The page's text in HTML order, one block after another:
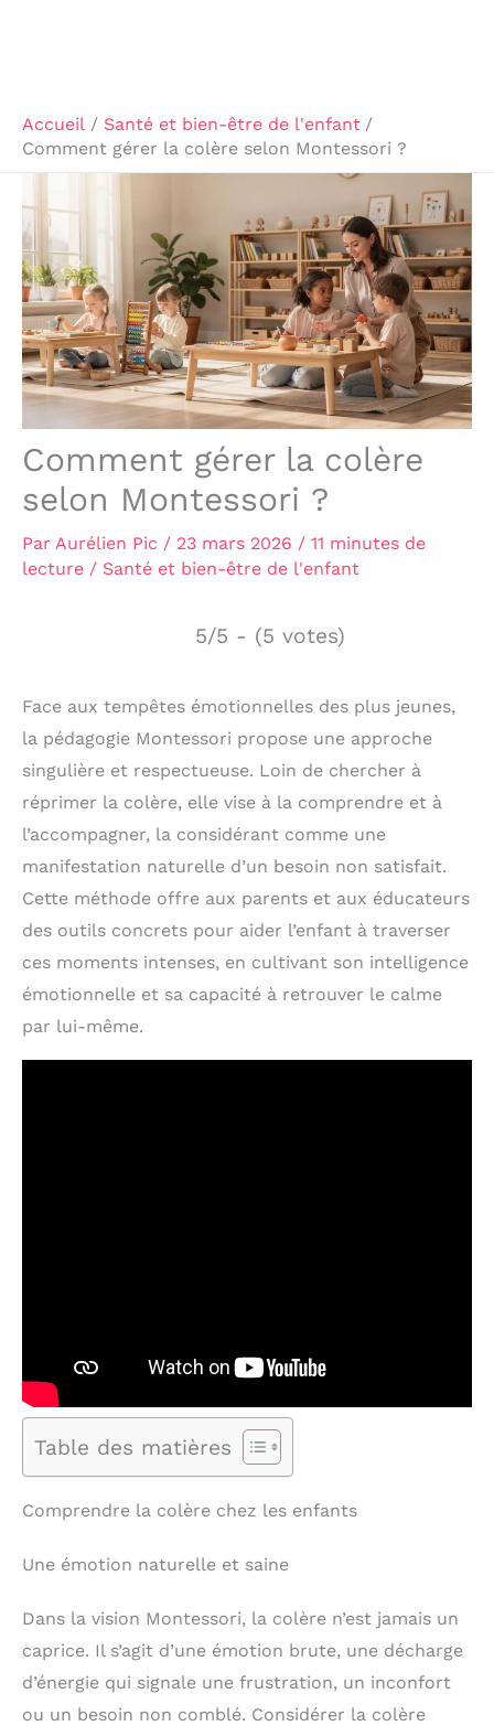
Accueil
Santé et bien-être de l'enfant
Comment gérer la colère selon Montessori ?
Comment gérer la colère
selon Montessori ?
Par Aurélien Pic / 23 mars 2026 / 11 minutes de
lecture / Santé et bien-être de l'enfant
5/5 - (5 votes)
Face aux tempêtes émotionnelles des plus jeunes,
la pédagogie Montessori propose une approche
singulière et respectueuse. Loin de chercher à
réprimer la colère, elle vise à la comprendre et à
l’accompagner, la considérant comme une
manifestation naturelle d’un besoin non satisfait.
Cette méthode offre aux parents et aux éducateurs
des outils concrets pour aider l’enfant à traverser
ces moments intenses, en cultivant son intelligence
émotionnelle et sa capacité à retrouver le calme
par lui-même.
Table des matières
Comprendre la colère chez les enfants
Une émotion naturelle et saine
Dans la vision Montessori, la colère n’est jamais un
caprice. Il s’agit d’une émotion brute, une décharge
d’énergie qui signale une frustration, un inconfort
ou un besoin non comblé. Considérer la colère